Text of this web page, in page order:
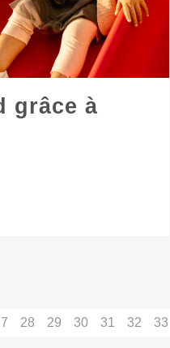
grâce à
28 29 30 31 32 33